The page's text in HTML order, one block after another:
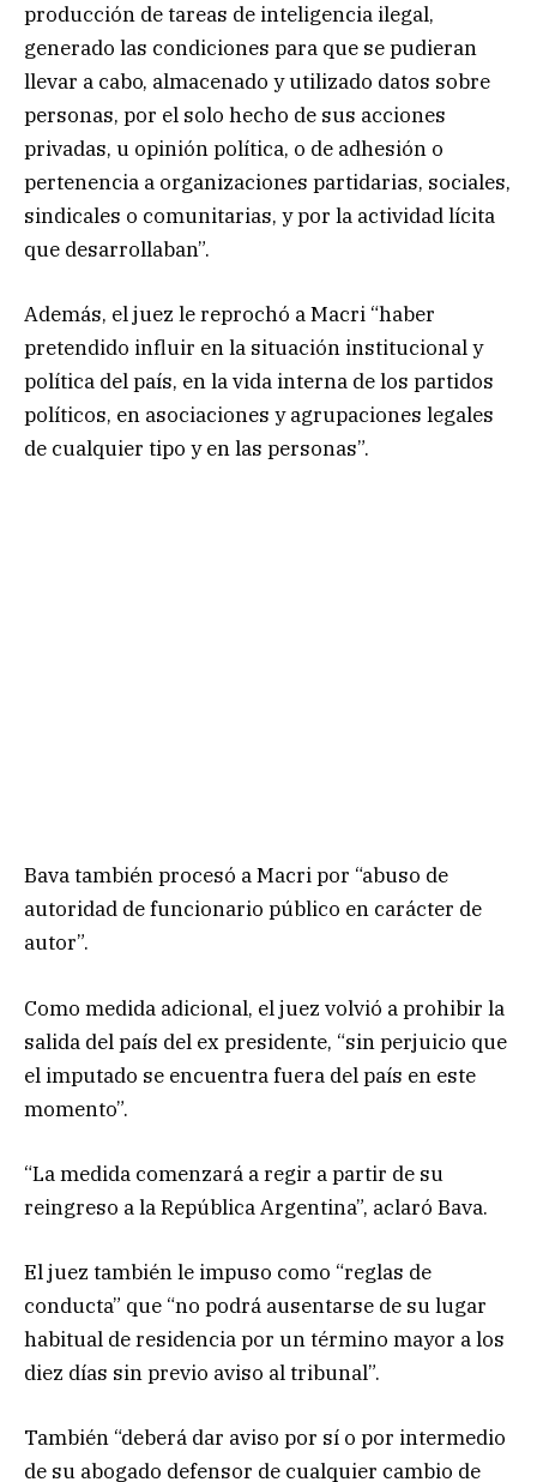
producción de tareas de inteligencia ilegal,
generado las condiciones para que se pudieran
llevar a cabo, almacenado y utilizado datos sobre
personas, por el solo hecho de sus acciones
privadas, u opinión política, o de adhesión o
pertenencia a organizaciones partidarias, sociales,
sindicales o comunitarias, y por la actividad lícita
que desarrollaban”.
Además, el juez le reprochó a Macri “haber
pretendido influir en la situación institucional y
política del país, en la vida interna de los partidos
políticos, en asociaciones y agrupaciones legales
de cualquier tipo y en las personas”.
Bava también procesó a Macri por “abuso de
autoridad de funcionario público en carácter de
autor”.
Como medida adicional, el juez volvió a prohibir la
salida del país del ex presidente, “sin perjuicio que
el imputado se encuentra fuera del país en este
momento”.
“La medida comenzará a regir a partir de su
reingreso a la República Argentina”, aclaró Bava.
El juez también le impuso como “reglas de
conducta” que “no podrá ausentarse de su lugar
habitual de residencia por un término mayor a los
diez días sin previo aviso al tribunal”.
También “deberá dar aviso por sí o por intermedio
de su abogado defensor de cualquier cambio de